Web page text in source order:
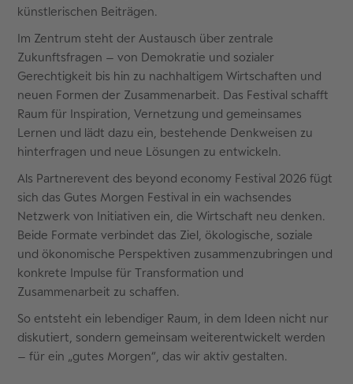
künstlerischen Beiträgen.
Im Zentrum steht der Austausch über zentrale
Zukunftsfragen – von Demokratie und sozialer
Gerechtigkeit bis hin zu nachhaltigem Wirtschaften und
neuen Formen der Zusammenarbeit. Das Festival schafft
Raum für Inspiration, Vernetzung und gemeinsames
Lernen und lädt dazu ein, bestehende Denkweisen zu
hinterfragen und neue Lösungen zu entwickeln.
Als Partnerevent des beyond economy Festival 2026 fügt
sich das Gutes Morgen Festival in ein wachsendes
Netzwerk von Initiativen ein, die Wirtschaft neu denken.
Beide Formate verbindet das Ziel, ökologische, soziale
und ökonomische Perspektiven zusammenzubringen und
konkrete Impulse für Transformation und
Zusammenarbeit zu schaffen.
So entsteht ein lebendiger Raum, in dem Ideen nicht nur
diskutiert, sondern gemeinsam weiterentwickelt werden
– für ein „gutes Morgen“, das wir aktiv gestalten.